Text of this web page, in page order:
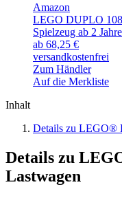
Amazon
LEGO DUPLO
Spielzeug ab 2
ab 68,25 €
versandkostenfrei
Zum Händler
Auf die Merkliste
Inhalt
Details zu LEGO®
Details zu
Lastwagen